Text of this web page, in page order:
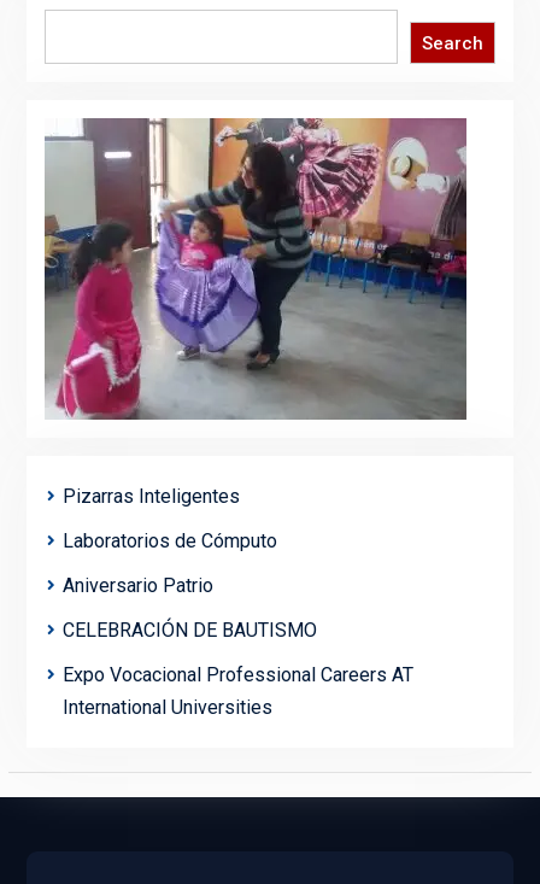
Search
Pizarras Inteligentes
Laboratorios de Cómputo
Aniversario Patrio
CELEBRACIÓN DE BAUTISMO
Expo Vocacional Professional Careers AT
International Universities